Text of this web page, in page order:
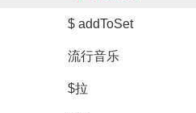
$ addToSet
流行音乐
$拉